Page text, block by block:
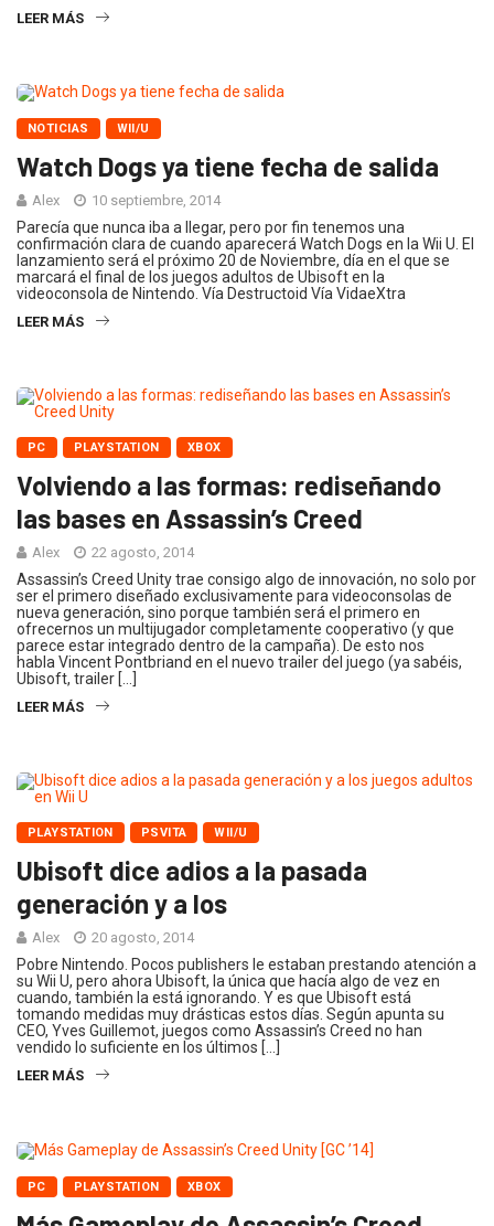
LEER MÁS
NOTICIAS WII/U
Watch Dogs ya tiene fecha de salida
Alex 10 septiembre, 2014
Parecía que nunca iba a llegar, pero por fin tenemos una
confirmación clara de cuando aparecerá Watch Dogs en la Wii U. El
lanzamiento será el próximo 20 de Noviembre, día en el que se
marcará el final de los juegos adultos de Ubisoft en la
videoconsola de Nintendo. Vía Destructoid Vía VidaeXtra
LEER MÁS
PC PLAYSTATION XBOX
Volviendo a las formas: rediseñando
las bases en Assassin’s Creed
Alex 22 agosto, 2014
Assassin’s Creed Unity trae consigo algo de innovación, no solo por
ser el primero diseñado exclusivamente para videoconsolas de
nueva generación, sino porque también será el primero en
ofrecernos un multijugador completamente cooperativo (y que
parece estar integrado dentro de la campaña). De esto nos
habla Vincent Pontbriand en el nuevo trailer del juego (ya sabéis,
Ubisoft, trailer […]
LEER MÁS
PLAYSTATION PSVITA WII/U
Ubisoft dice adios a la pasada
generación y a los
Alex 20 agosto, 2014
Pobre Nintendo. Pocos publishers le estaban prestando atención a
su Wii U, pero ahora Ubisoft, la única que hacía algo de vez en
cuando, también la está ignorando. Y es que Ubisoft está
tomando medidas muy drásticas estos días. Según apunta su
CEO, Yves Guillemot, juegos como Assassin’s Creed no han
vendido lo suficiente en los últimos […]
LEER MÁS
PC PLAYSTATION XBOX